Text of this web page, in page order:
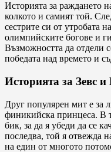
Историята за раждането
колкото и самият той.
сестрите си от утробата
олимпийските богове и
Възможността да отдели
победата над времето и
Историята за Зевс
Друг популярен мит е за
финикийска принцеса. В
бик, за да я убеди да се
последва, той я отвежда
на един от многото